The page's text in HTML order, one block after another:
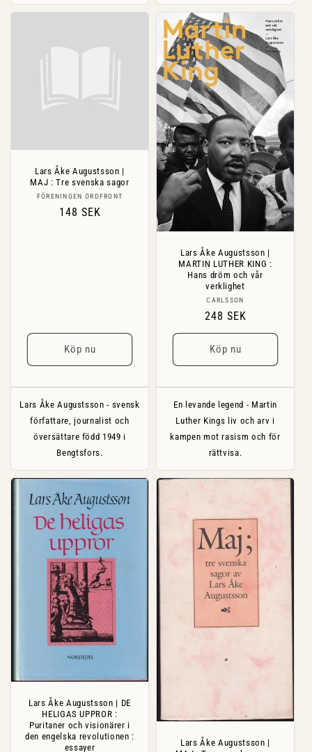
Lars Åke Augustsson |
MAJ : Tre svenska sagor
Säljare:
FÖRENINGEN ORDFRONT
Ordinarie
148 SEK
Köp nu
Lars Åke Augustsson - svensk
författare, journalist och
översättare född 1949 i
Bengtsfors.
Lars Åke Augustsson |
MARTIN LUTHER KING :
Hans dröm och vår
verklighet
Säljare:
CARLSSON
Ordinarie
pris
248 SEK
Köp nu
En levande legend - Martin
Luther Kings liv och arv i
kampen mot rasism och för
rättvisa.
Lars Åke Augustsson | DE
HELIGAS UPPROR :
Puritaner och visionärer i
den engelska revolutionen :
essayer
Lars Åke Augustsson |